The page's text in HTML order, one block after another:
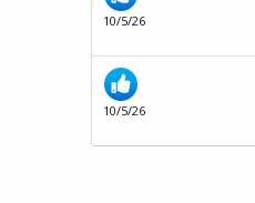
10/5/26
10/5/26